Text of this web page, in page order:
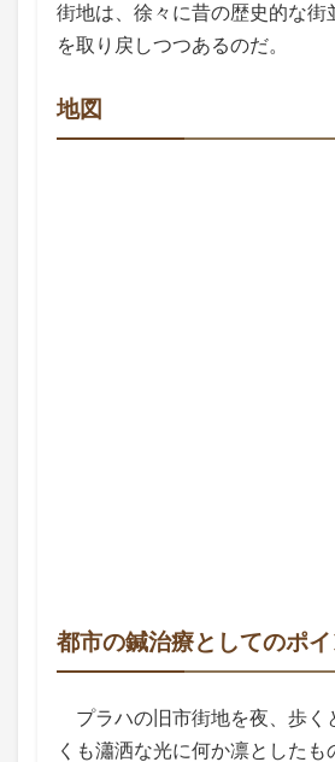
街地は、徐々に昔の歴史的な街
を取り戻しつつあるのだ。
地図
都市の鍼治療としてのポイ
プラハの旧市街地を夜、歩く
くも瀟洒な光に何か凛としたも